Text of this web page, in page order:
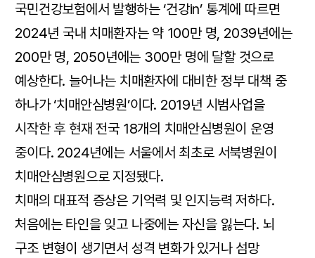
국민건강보험에서 발행하는 ‘건강in’ 통계에 따르면
2024년 국내 치매환자는 약 100만 명, 2039년에는
200만 명, 2050년에는 300만 명에 달할 것으로
예상한다. 늘어나는 치매환자에 대비한 정부 대책 중
하나가 ‘치매안심병원’이다. 2019년 시범사업을
시작한 후 현재 전국 18개의 치매안심병원이 운영
중이다. 2024년에는 서울에서 최초로 서북병원이
치매안심병원으로 지정됐다.
치매의 대표적 증상은 기억력 및 인지능력 저하다.
처음에는 타인을 잊고 나중에는 자신을 잃는다. 뇌
구조 변형이 생기면서 성격 변화가 있거나 섬망